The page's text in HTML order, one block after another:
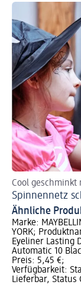
Cool geschminkt
Spinnennetz
Ähnliche
Marke:
YORK;
Eyeliner Lasting
Automatic 10
Preis: 5,45 €;
Verfügbarkeit:
Lieferbar, Status